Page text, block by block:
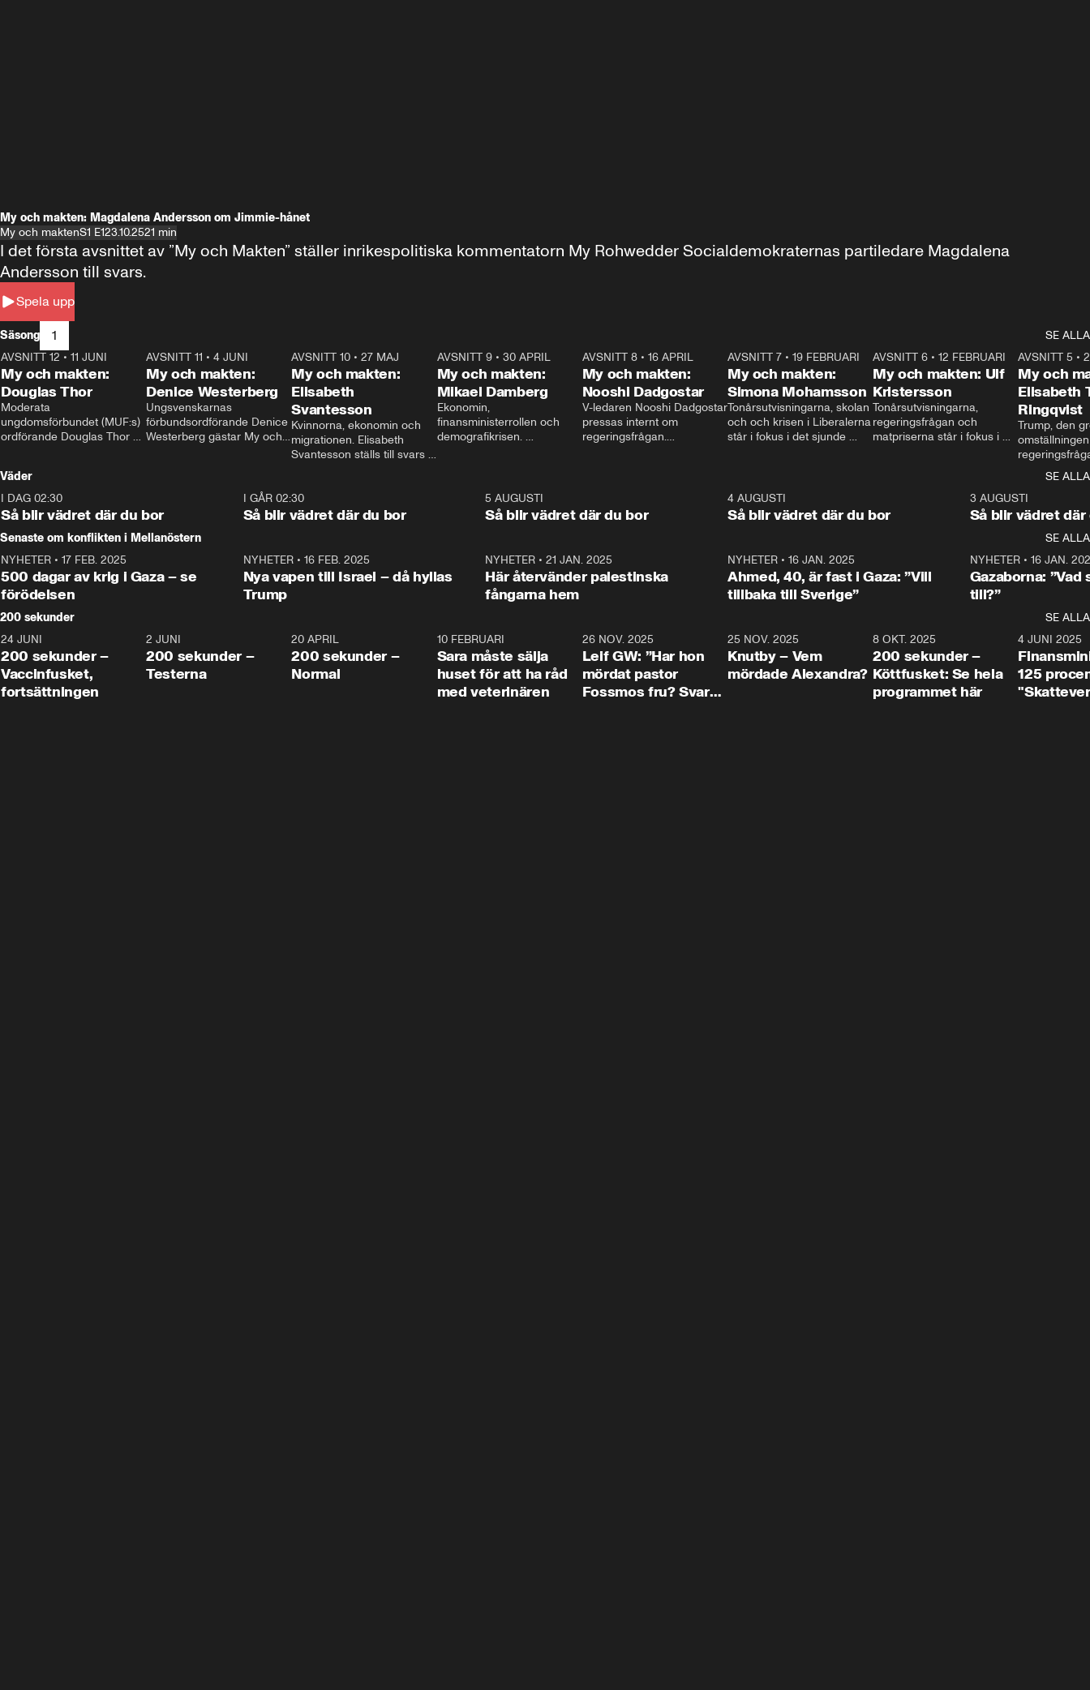
My och makten: Magdalena Andersson om Jimmie-hånet
My och maktenS1 E123.10.2521 min
Spela upp
I det första avsnittet av ”My och Makten” ställer inrikespolitiska kommentatorn My Rohwedder Socialdemokraternas partiledare Magdalena
Andersson till svars.
Säsong 1
SE ALLA
26:27
AVSNITT 12 • 11 JUNI
My och makten:
Douglas Thor
Moderata
ungdomsförbundet (MUF:s)
ordförande Douglas Thor
tonårsutvisningarna och hur
Moderaterna ska locka
väljare till valet i höst.
23:40
AVSNITT 11 •4 JUNI
My och makten:
Denice Westerberg
Ungsvenskarnas
förbundsordförande Denice
Westerberg gästar My och
AVSNITT 10 •27 MAJ
My och makten:
Elisabeth
Svantesson
Kvinnorna, ekonomin och
migrationen. Elisabeth
Svantesson ställs till svars
AVSNITT 9• 30 APRIL
My och makten:
Mikael Damberg
Ekonomin,
finansministerrollen och
demografikrisen.
och Makten.
AVSNITT 8• 16 APRIL
My och makten:
Nooshi Dadgostar
V-ledaren Nooshi Dadgostar
pressas internt om
regeringsfrågan.
– Vi ställer upp i val. Ska vi
vara med så sitter vi förstås
24:30
AVSNITT 7• 19 FEBRUARI
My och makten:
Simona Mohamsson
Tonårsutvisningarna, skolan
och och krisen i Liberalerna
står i fokus i det sjunde
kommentator My
Rohwedder ställer
utbildnings- och
Mohamsson till svars.
27:30
AVSNITT 6 •12 FEBRUARI
My och makten: Ulf
Kristersson
Tonårsutvisningarna,
regeringsfrågan och
matpriserna står i fokus i
Rohwedder ställer
statsminister Ulf Kristersson
AVSNITT 5 •
My och
Elisabeth
Ringqvist
Trump, den
centrum i
avsnittet av
Makten”. Se
Aftonbladets
Rohwedder
Thand Ring
Väder
SE ALLA
I DAG 02:30
Så blir vädret där du bor
1:06
I GÅR 02:30
Så blir vädret där du bor
5 AUGUSTI
Så blir vädret där du bor
4 AUGUSTI
Så blir vädret där du bor
3 AUGUSTI
Så blir vädret där
Senaste om konflikten i Mellanöstern
SE ALLA
NYHETER • 17 FEB. 2025
500 dagar av krig i Gaza – se
förödelsen
NYHETER• 16 FEB. 2025
Nya vapen till Israel – då hyllas
Trump
NYHETER •21 JAN. 2025
Här återvänder palestinska
fångarna hem
NYHETER• 16 JAN. 2025
Ahmed, 40, är fast i Gaza: ”Vill
tillbaka till Sverige”
NYHETER• 16 JAN.
Gazaborna:
till?”
200 sekunder
SE ALLA
5:00
24 JUNI
200 sekunder –
Vaccinfusket,
fortsättningen
4:23
2 JUNI
200 sekunder –
Testerna
20 APRIL
200 sekunder –
Normal
10 FEBRUARI
Sara måste sälja
huset för att ha råd
med veterinären
26 NOV. 2025
Leif GW: ”Har hon
mördat pastor
Fossmos fru? Svar
31:05
25 NOV. 2025
Knutby – Vem
mördade Alexandra?
4:29
8 OKT. 2025
200 sekunder –
Köttfusket: Se hela
programmet här
4 JUNI 2025
125